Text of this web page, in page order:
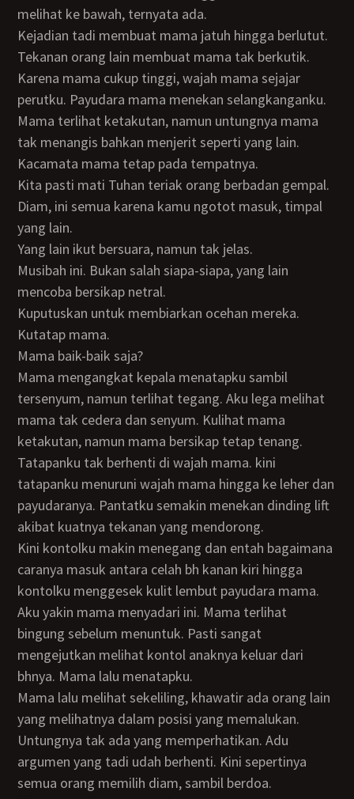
melihat ke bawah, ternyata ada.
Kejadian tadi membuat mama jatuh hingga berlutut.
Tekanan orang lain membuat mama tak berkutik.
Karena mama cukup tinggi, wajah mama sejajar
perutku. Payudara mama menekan selangkanganku.
Mama terlihat ketakutan, namun untungnya mama
tak menangis bahkan menjerit seperti yang lain.
Kacamata mama tetap pada tempatnya.
Kita pasti mati Tuhan teriak orang berbadan gempal.
Diam, ini semua karena kamu ngotot masuk, timpal
yang lain.
Yang lain ikut bersuara, namun tak jelas.
Musibah ini. Bukan salah siapa-siapa, yang lain
mencoba bersikap netral.
Kuputuskan untuk membiarkan ocehan mereka.
Kutatap mama.
Mama baik-baik saja?
Mama mengangkat kepala menatapku sambil
tersenyum, namun terlihat tegang. Aku lega melihat
mama tak cedera dan senyum. Kulihat mama
ketakutan, namun mama bersikap tetap tenang.
Tatapanku tak berhenti di wajah mama. kini
tatapanku menuruni wajah mama hingga ke leher dan
payudaranya. Pantatku semakin menekan dinding lift
akibat kuatnya tekanan yang mendorong.
Kini kontolku makin menegang dan entah bagaimana
caranya masuk antara celah bh kanan kiri hingga
kontolku menggesek kulit lembut payudara mama.
Aku yakin mama menyadari ini. Mama terlihat
bingung sebelum menuntuk. Pasti sangat
mengejutkan melihat kontol anaknya keluar dari
bhnya. Mama lalu menatapku.
Mama lalu melihat sekeliling, khawatir ada orang lain
yang melihatnya dalam posisi yang memalukan.
Untungnya tak ada yang memperhatikan. Adu
argumen yang tadi udah berhenti. Kini sepertinya
semua orang memilih diam, sambil berdoa.